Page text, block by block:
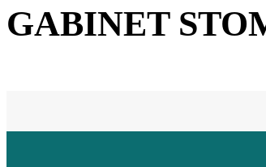
GABINET